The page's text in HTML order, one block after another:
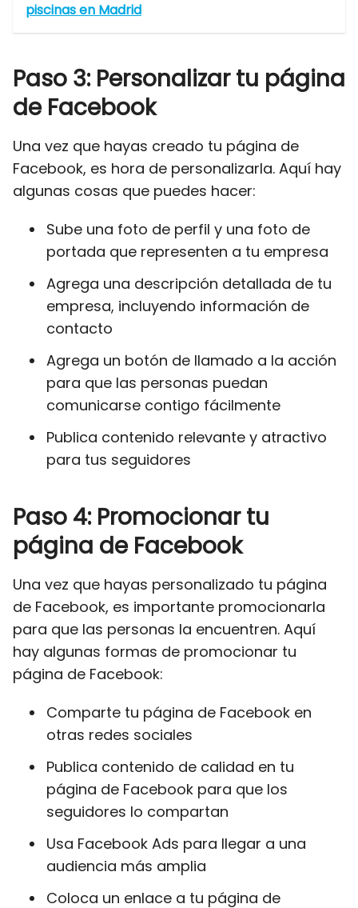
piscinas en Madrid
Paso 3: Personalizar tu página
de Facebook
Una vez que hayas creado tu página de
Facebook, es hora de personalizarla. Aquí hay
algunas cosas que puedes hacer:
Sube una foto de perfil y una foto de
portada que representen a tu empresa
Agrega una descripción detallada de tu
empresa, incluyendo información de
contacto
Agrega un botón de llamado a la acción
para que las personas puedan
comunicarse contigo fácilmente
Publica contenido relevante y atractivo
para tus seguidores
Paso 4: Promocionar tu
página de Facebook
Una vez que hayas personalizado tu página
de Facebook, es importante promocionarla
para que las personas la encuentren. Aquí
hay algunas formas de promocionar tu
página de Facebook:
Comparte tu página de Facebook en
otras redes sociales
Publica contenido de calidad en tu
página de Facebook para que los
seguidores lo compartan
Usa Facebook Ads para llegar a una
audiencia más amplia
Coloca un enlace a tu página de